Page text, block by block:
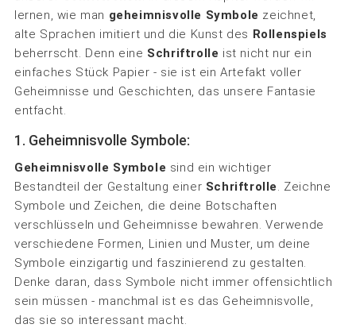
lernen, wie man geheimnisvolle Symbole zeichnet,
alte Sprachen imitiert und die Kunst des Rollenspiels
beherrscht. Denn eine Schriftrolle ist nicht nur ein
einfaches Stück Papier - sie ist ein Artefakt voller
Geheimnisse und Geschichten, das unsere Fantasie
entfacht.
1. Geheimnisvolle Symbole:
Geheimnisvolle Symbole sind ein wichtiger
Bestandteil der Gestaltung einer Schriftrolle. Zeichne
Symbole und Zeichen, die deine Botschaften
verschlüsseln und Geheimnisse bewahren. Verwende
verschiedene Formen, Linien und Muster, um deine
Symbole einzigartig und faszinierend zu gestalten.
Denke daran, dass Symbole nicht immer offensichtlich
sein müssen - manchmal ist es das Geheimnisvolle,
das sie so interessant macht.